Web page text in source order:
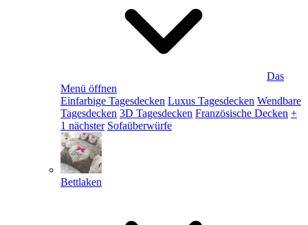
Das
Menü öffnen
Einfarbige Tagesdecken Luxus Tagesdecken Wendbare
Tagesdecken 3D Tagesdecken Französische Decken +
1 nächster Sofaüberwürfe
Bettlaken